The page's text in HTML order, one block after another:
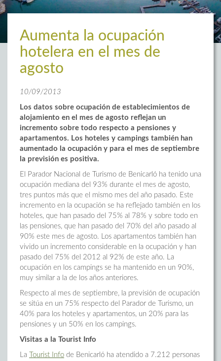
Aumenta la ocupación
hotelera en el mes de
agosto
10/09/2013
Los datos sobre ocupación de establecimientos de
alojamiento en el mes de agosto reflejan un
incremento sobre todo respecto a pensiones y
apartamentos. Los hoteles y campings también han
aumentado la ocupación y para el mes de septiembre
la previsión es positiva.
El Parador Nacional de Turismo de Benicarló ha tenido una
ocupación mediana del 93% durante el mes de agosto,
tres puntos más que el mismo mes del año pasado. Este
incremento en la ocupación se ha reflejado también en los
hoteles, que han pasado del 75% al 78% y sobre todo en
las pensiones, que han pasado del 70% del año pasado al
90% este mes de agosto. Los apartamentos también han
vivido un incremento considerable en la ocupación y han
pasado del 75% del 2012 al 92% de este año. La
ocupación en los campings se ha mantenido en un 90%,
muy similar a la de los años anteriores.
Respecto al mes de septiembre, la previsión de ocupación
se sitúa en un 75% respecto del Parador de Turismo, un
40% para los hoteles y apartamentos, un 20% para las
pensiones y un 50% en los campings.
Visitas a la Tourist Info
La Tourist Info de Benicarló ha atendido a 7.212 personas